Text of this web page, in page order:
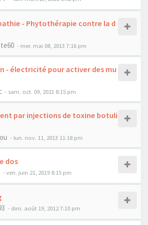
- Phytothérapie contre la d
- mer. mai 08, 2013 7:16 pm
- électricité pour activer des mu
- sam. oct. 09, 2021 8:15 pm
par injections de toxine botuli
- lun. nov. 11, 2013 11:18 pm
dos
- ven. juin 21, 2019 8:15 pm
- dim. août 19, 2012 7:10 pm